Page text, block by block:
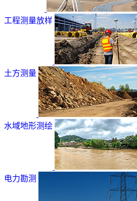
工程测量放样
土方测量
水域地形测绘
电力勘测